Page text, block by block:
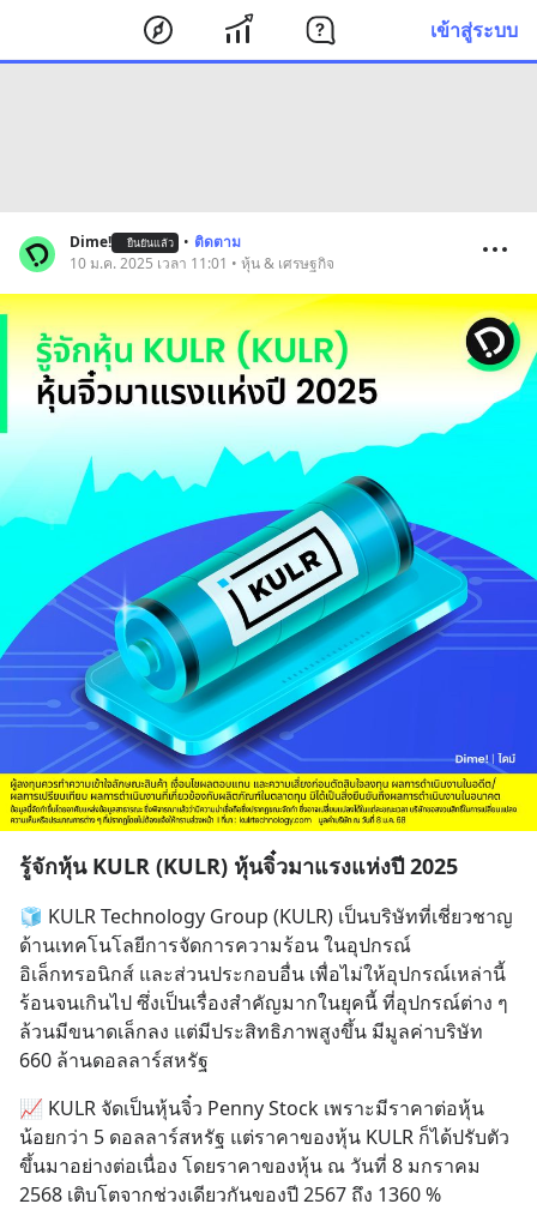
เข้าสู่ระบบ
Dime! ยืนยันแล้ว • ติดตาม
10 ม.ค. 2025 เวลา 11:01 • หุ้น & เศรษฐกิจ
รู้จักหุ้น KULR (KULR) หุ้นจิ๋วมาแรงแห่งปี 2025
🧊 KULR Technology Group (KULR) เป็นบริษัทที่เชี่ยวชาญ
ด้านเทคโนโลยีการจัดการความร้อน ในอุปกรณ์
อิเล็กทรอนิกส์ และส่วนประกอบอื่น เพื่อไม่ให้อุปกรณ์เหล่านี้
ร้อนจนเกินไป ซึ่งเป็นเรื่องสำคัญมากในยุคนี้ ที่อุปกรณ์ต่าง ๆ
ล้วนมีขนาดเล็กลง แต่มีประสิทธิภาพสูงขึ้น มีมูลค่าบริษัท
660 ล้านดอลลาร์สหรัฐ
📈 KULR จัดเป็นหุ้นจิ๋ว Penny Stock เพราะมีราคาต่อหุ้น
น้อยกว่า 5 ดอลลาร์สหรัฐ แต่ราคาของหุ้น KULR ก็ได้ปรับตัว
ขึ้นมาอย่างต่อเนื่อง โดยราคาของหุ้น ณ วันที่ 8 มกราคม
2568 เติบโตจากช่วงเดียวกันของปี 2567 ถึง 1360 %